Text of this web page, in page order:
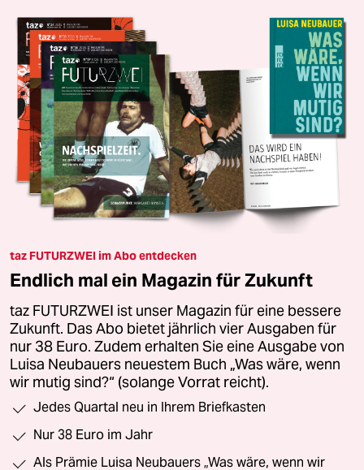
taz FUTURZWEI im Abo entdecken
Endlich mal ein Magazin für Zukunft
taz FUTURZWEI ist unser Magazin für eine bessere
Zukunft. Das Abo bietet jährlich vier Ausgaben für
nur 38 Euro. Zudem erhalten Sie eine Ausgabe von
Luisa Neubauers neuestem Buch „Was wäre, wenn
wir mutig sind?“ (solange Vorrat reicht).
Jedes Quartal neu in Ihrem Briefkasten
Nur 38 Euro im Jahr
Als Prämie Luisa Neubauers „Was wäre, wenn wir